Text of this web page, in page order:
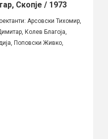
Скопје / 1973
Арсовски Тихомир,
Колев Благоја,
Поповски Живко,